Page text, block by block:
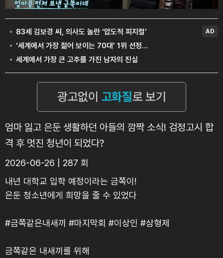
엄마 잃고 은둔 생활하던 아들의 깜짝 소식! 검정고시 합
격 후 멋진 청년이 되었다?
2026-06-26 | 287 회
내년 대학교 입학 예정이라는 금쪽이!
은둔 청소년에게 희망을 줄 수 있었다
#금쪽같은내새끼 #마지막회 #이상인 #삼형제
금쪽같은 내새끼를 위해